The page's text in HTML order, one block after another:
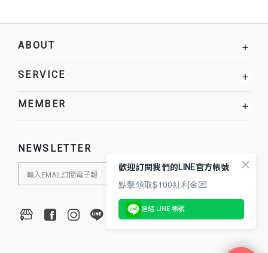
ABOUT +
SERVICE +
MEMBER +
NEWSLETTER
歡迎訂閱我們的LINE官方帳號
點擊領取$100紅利金💌
連結 LINE 帳號